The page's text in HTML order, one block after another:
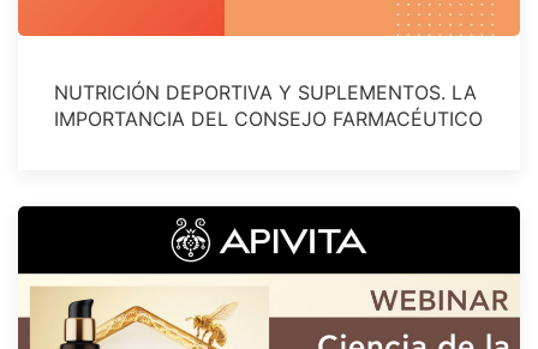
NUTRICIÓN DEPORTIVA Y SUPLEMENTOS. LA
IMPORTANCIA DEL CONSEJO FARMACÉUTICO